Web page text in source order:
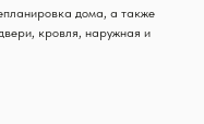
дома, а также
кровля, наружная и